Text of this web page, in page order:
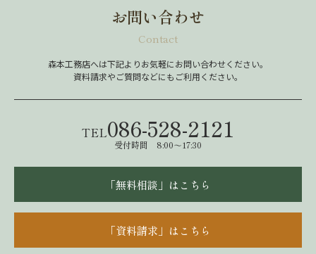
お問い合わせ
Contact
森本工務店へは下記よりお気軽にお問い合わせください。
資料請求やご質問などにもご利用ください。
TEL086-528-2121
受付時間 8:00～17:30
「無料相談」はこちら
「資料請求」はこちら